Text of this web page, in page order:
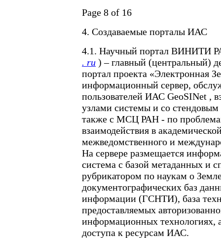
Page 8 of 16
4. Создаваемые порталы ИАС
4.1. Научный портал ВИНИТИ
. ru ) – главный (центральный)
портал проекта «Электронная
информационный сервер,
пользователей ИАС GeoSINet ,
узлами системы и со
также с МСЦ РАН - по
взаимодействия в
межведомственного и
На сервере размещается
система с базой метаданных и
рубрикатором по наукам о
документографических баз
информации (ГСНТИ), база
предоставляемых
информационных технологиях,
доступа к ресурсам ИАС.